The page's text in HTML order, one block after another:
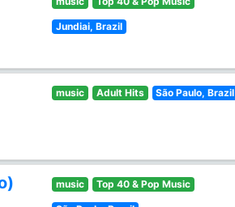
Jundiai, Brazil
music Adult Hits São Paulo, Brazil
music Top 40 & Pop Music